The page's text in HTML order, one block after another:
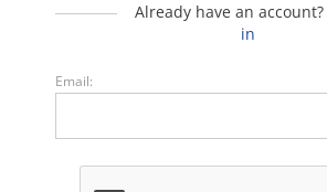
Already have an account?
in
Email: